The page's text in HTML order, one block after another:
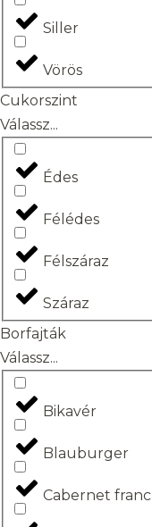
Siller
Vörös
Cukorszint
Válassz...
Édes
Félédes
Félszáraz
Száraz
Borfajták
Válassz...
Bikavér
Blauburger
Cabernet franc